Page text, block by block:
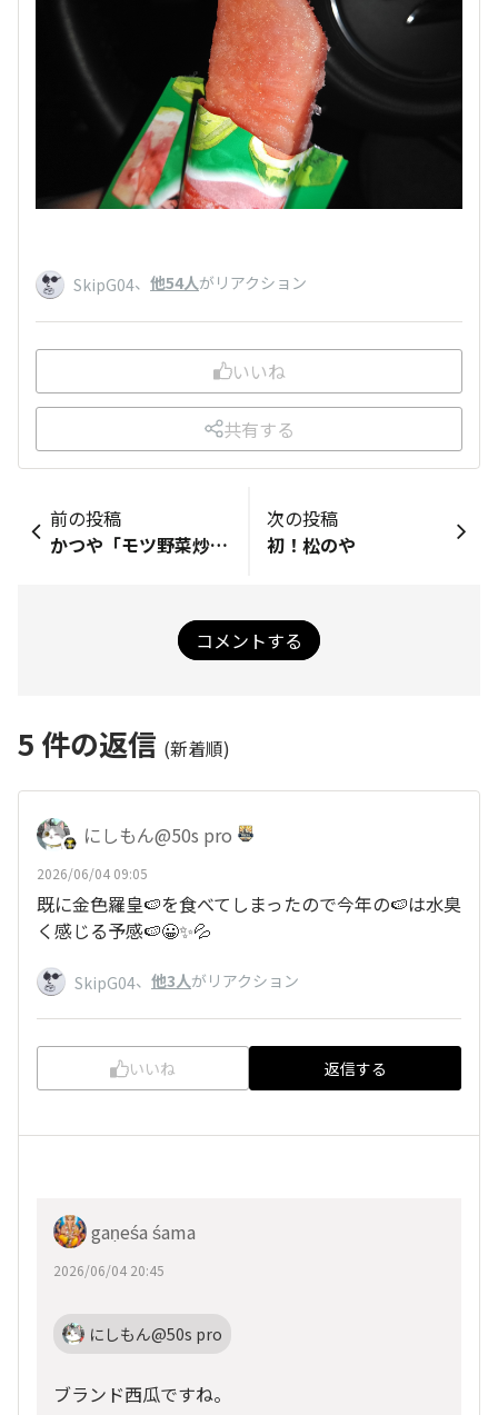
SkipG04、 他54人がリアクション
いいね
共有する
前の投稿
かつや「モツ野菜炒めとチキンカツ合い盛り丼」
次の投稿
初！松のや
コメントする
5 件の返信 (新着順)
にしもん@50s pro
2026/06/04 09:05
既に金色羅皇🍉を食べてしまったので今年の🍉は水臭
く感じる予感🍉😀✨💦
SkipG04、 他3人がリアクション
いいね 返信する
gaṇeśa śama
2026/06/04 20:45
にしもん@50s pro
ブランド西瓜ですね。